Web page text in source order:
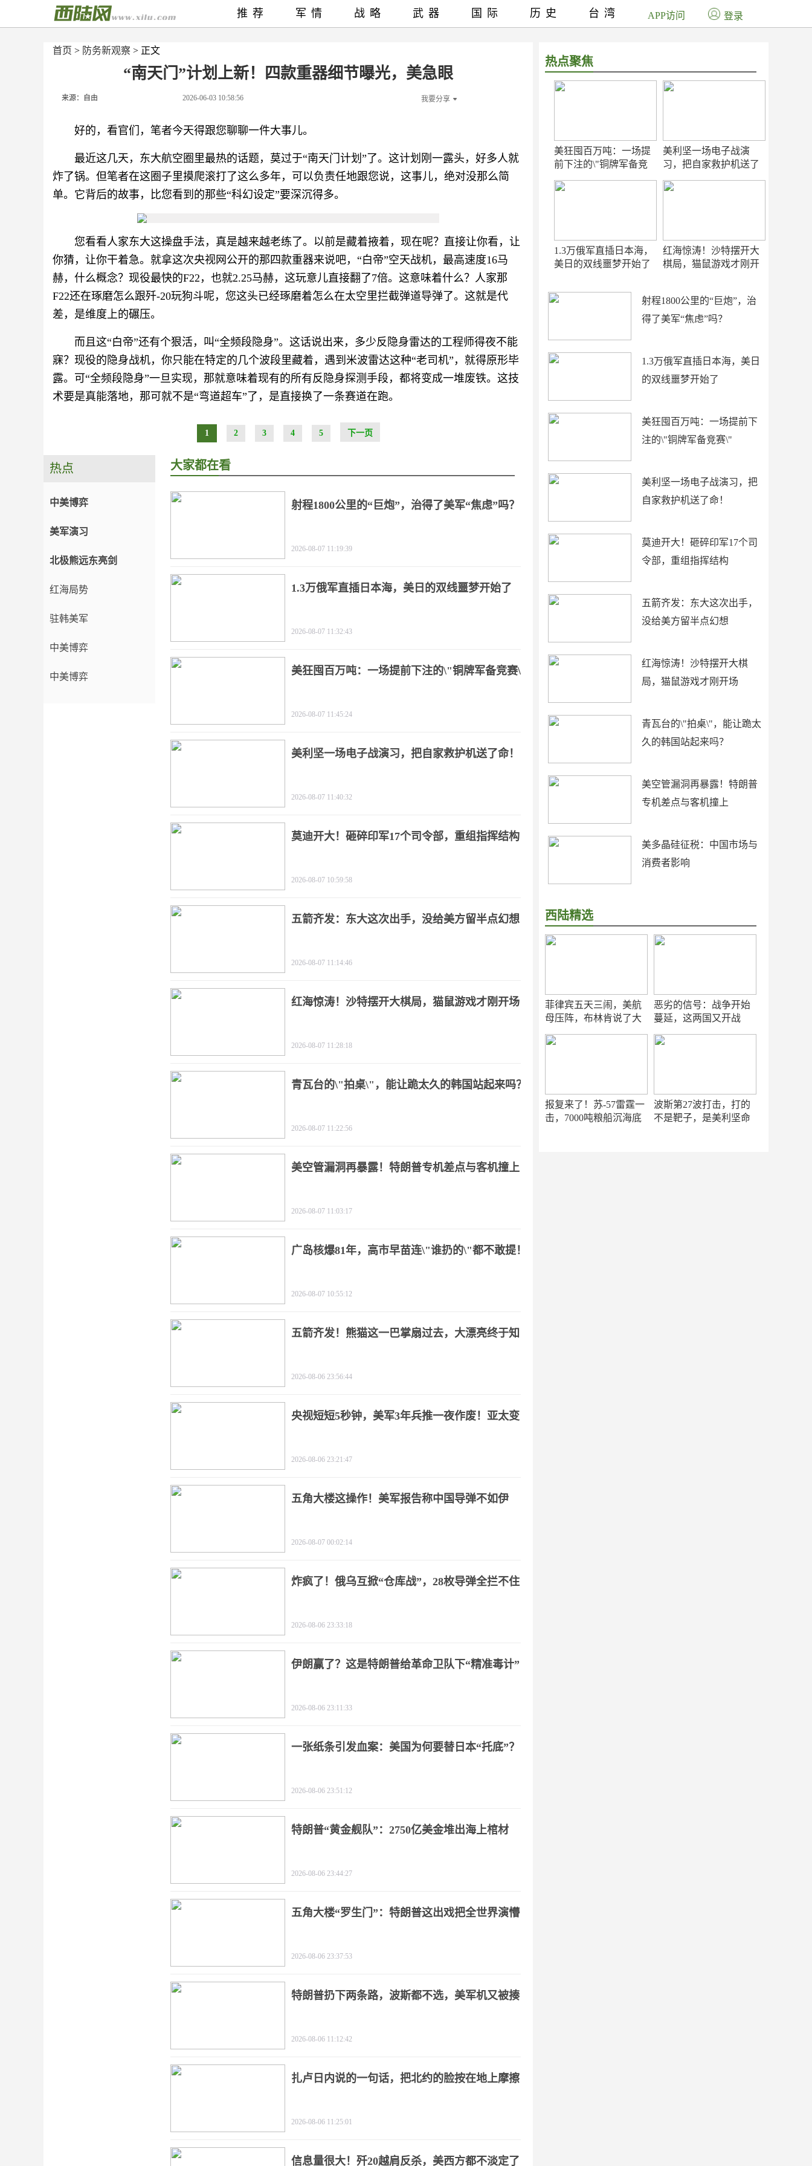
首页 > 防务新观察 > 正文
“南天门”计划上新！四款重器细节曝光，美急眼
来源：自由 2026-06-03 10:58:56 我要分享
好的，看官们，笔者今天得跟您聊聊一件大事儿。
最近这几天，东大航空圈里最热的话题，莫过于“南天门计划”了。这计划刚一露头，好多人就
炸了锅。但笔者在这圈子里摸爬滚打了这么多年，可以负责任地跟您说，这事儿，绝对没那么简
单。它背后的故事，比您看到的那些“科幻设定”要深沉得多。
您看看人家东大这操盘手法，真是越来越老练了。以前是藏着掖着，现在呢？直接让你看，让
你猜，让你干着急。就拿这次央视网公开的那四款重器来说吧，“白帝”空天战机，最高速度16马
赫，什么概念？现役最快的F22，也就2.25马赫，这玩意儿直接翻了7倍。这意味着什么？人家那
F22还在琢磨怎么跟歼-20玩狗斗呢，您这头已经琢磨着怎么在太空里拦截弹道导弹了。这就是代
差，是维度上的碾压。
而且这“白帝”还有个狠活，叫“全频段隐身”。这话说出来，多少反隐身雷达的工程师得夜不能
寐？现役的隐身战机，你只能在特定的几个波段里藏着，遇到米波雷达这种“老司机”，就得原形毕
露。可“全频段隐身”一旦实现，那就意味着现有的所有反隐身探测手段，都将变成一堆废铁。这技
术要是真能落地，那可就不是“弯道超车”了，是直接换了一条赛道在跑。
1 2 3 4 5 下一页
热点聚焦
美狂囤百万吨：一场提
前下注的\"铜牌军备竞
美利坚一场电子战演
习，把自家救护机送了
1.3万俄军直插日本海，
美日的双线噩梦开始了
红海惊涛！沙特摆开大
棋局，猫鼠游戏才刚开
射程1800公里的“巨炮”，治
得了美军“焦虑”吗？
1.3万俄军直插日本海，美日
的双线噩梦开始了
美狂囤百万吨：一场提前下
注的\"铜牌军备竞赛\"
美利坚一场电子战演习，把
自家救护机送了命！
莫迪开大！砸碎印军17个司
令部，重组指挥结构
五箭齐发：东大这次出手，
没给美方留半点幻想
红海惊涛！沙特摆开大棋
局，猫鼠游戏才刚开场
青瓦台的\"拍桌\"，能让跪太
久的韩国站起来吗？
美空管漏洞再暴露！特朗普
专机差点与客机撞上
美多晶硅征税：中国市场与
消费者影响
西陆精选
菲律宾五天三闹，美航
母压阵，布林肯说了大
恶劣的信号：战争开始
蔓延，这两国又开战
报复来了！苏-57雷霆一
击，7000吨粮船沉海底
波斯第27波打击，打的
不是靶子，是美利坚命
推荐 军情 战略 武器 国际 历史 台湾 APP访问 登录
热点
中美博弈
美军演习
北极熊远东亮剑
红海局势
驻韩美军
中美博弈
中美博弈
大家都在看
射程1800公里的“巨炮”，治得了美军“焦虑”吗？
2026-08-07 11:19:39
1.3万俄军直插日本海，美日的双线噩梦开始了
2026-08-07 11:32:43
美狂囤百万吨：一场提前下注的\"铜牌军备竞赛\"
2026-08-07 11:45:24
美利坚一场电子战演习，把自家救护机送了命！
2026-08-07 11:40:32
莫迪开大！砸碎印军17个司令部，重组指挥结构
2026-08-07 10:59:58
五箭齐发：东大这次出手，没给美方留半点幻想
2026-08-07 11:14:46
红海惊涛！沙特摆开大棋局，猫鼠游戏才刚开场
2026-08-07 11:28:18
青瓦台的\"拍桌\"，能让跪太久的韩国站起来吗？
2026-08-07 11:22:56
美空管漏洞再暴露！特朗普专机差点与客机撞上
2026-08-07 11:03:17
广岛核爆81年，高市早苗连\"谁扔的\"都不敢提！
2026-08-07 10:55:12
五箭齐发！熊猫这一巴掌扇过去，大漂亮终于知
2026-08-06 23:56:44
央视短短5秒钟，美军3年兵推一夜作废！亚太变
2026-08-06 23:21:47
五角大楼这操作！美军报告称中国导弹不如伊
2026-08-07 00:02:14
炸疯了！俄乌互掀“仓库战”，28枚导弹全拦不住
2026-08-06 23:33:18
伊朗赢了？这是特朗普给革命卫队下“精准毒计”
2026-08-06 23:11:33
一张纸条引发血案：美国为何要替日本“托底”？
2026-08-06 23:51:12
特朗普“黄金舰队”：2750亿美金堆出海上棺材
2026-08-06 23:44:27
五角大楼“罗生门”：特朗普这出戏把全世界演懵
2026-08-06 23:37:53
特朗普扔下两条路，波斯都不选，美军机又被揍
2026-08-06 11:12:42
扎卢日内说的一句话，把北约的脸按在地上摩擦
2026-08-06 11:25:01
信息量很大！歼20越肩反杀，美西方都不淡定了